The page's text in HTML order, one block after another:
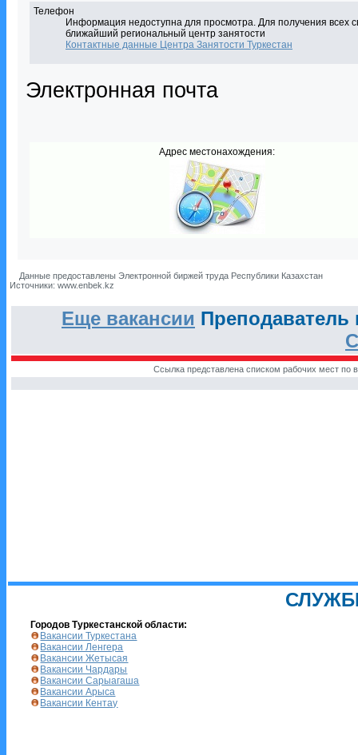
Телефон
Информация недоступна для просмотра. Для получения всех
ближайший региональный центр занятости
Контактные данные Центра Занятости Туркестан
Электронная почта
Адрес местонахождения:
Данные предоставлены Электронной биржей труда Республики Казахстан
Источники: www.enbek.kz
Еще вакансии Преподаватель
Ссылка представлена списком рабочих мест по
Городов Туркестанской области:
Вакансии Туркестана
Вакансии Ленгера
Вакансии Жетысая
Вакансии Чардары
Вакансии Сарыагаша
Вакансии Арыса
Вакансии Кентау